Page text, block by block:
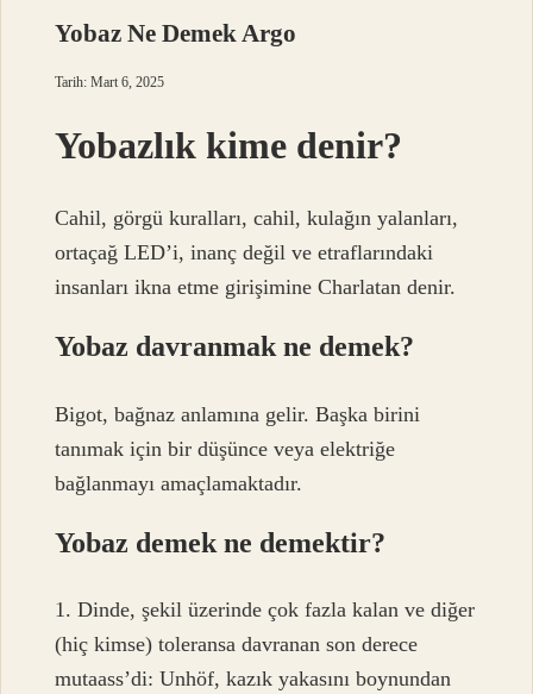
Yobaz Ne Demek Argo
Tarih: Mart 6, 2025
Yobazlık kime denir?
Cahil, görgü kuralları, cahil, kulağın yalanları,
ortaçağ LED’i, inanç değil ve etraflarındaki
insanları ikna etme girişimine Charlatan denir.
Yobaz davranmak ne demek?
Bigot, bağnaz anlamına gelir. Başka birini
tanımak için bir düşünce veya elektriğe
bağlanmayı amaçlamaktadır.
Yobaz demek ne demektir?
1. Dinde, şekil üzerinde çok fazla kalan ve diğer
(hiç kimse) toleransa davranan son derece
mutaass’di: Unhöf, kazık yakasını boynundan